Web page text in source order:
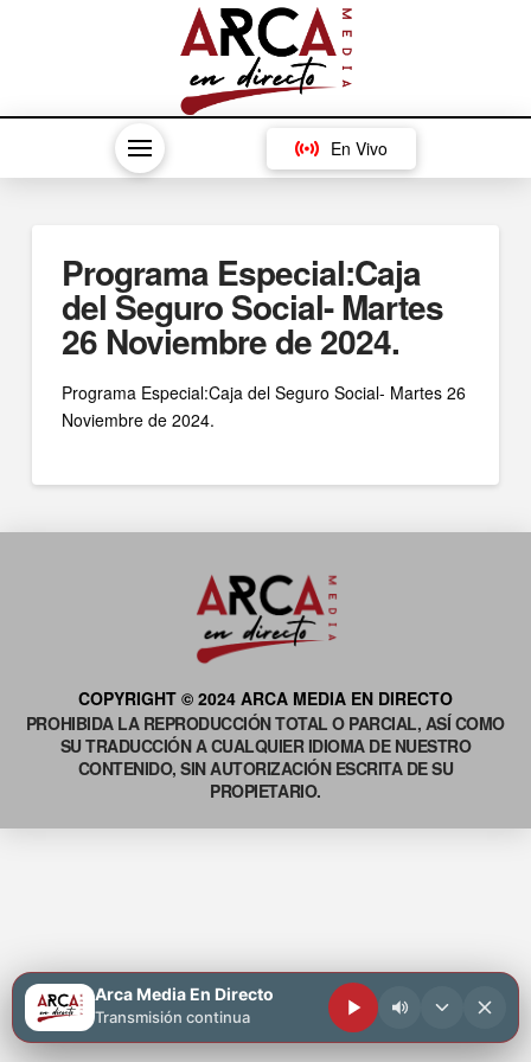
En Vivo
Programa Especial:Caja
del Seguro Social- Martes
26 Noviembre de 2024.
Programa Especial:Caja del Seguro Social- Martes 26
Noviembre de 2024.
COPYRIGHT © 2024 ARCA MEDIA EN DIRECTO
PROHIBIDA LA REPRODUCCIÓN TOTAL O PARCIAL, ASÍ COMO
SU TRADUCCIÓN A CUALQUIER IDIOMA DE NUESTRO
CONTENIDO, SIN AUTORIZACIÓN ESCRITA DE SU
PROPIETARIO.
Arca Media En Directo
Transmisión continua